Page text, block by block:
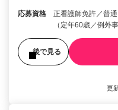
応募資格
正看護師免許／普
（定年60歳／例外
後で見る
更